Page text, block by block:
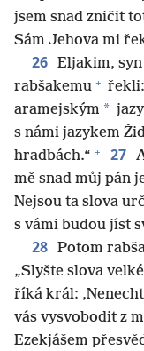
jsem snad zničit
Sám Jehova mi
26 Eljakim,
rabšakemu +
aramejským *
s námi jazykem
hradbách.“ + 27
mě snad můj pán
Nejsou ta slova
s vámi budou jíst
28 Potom
„Slyšte slova
říká král:
vás vysvobodit z
Ezekjášem